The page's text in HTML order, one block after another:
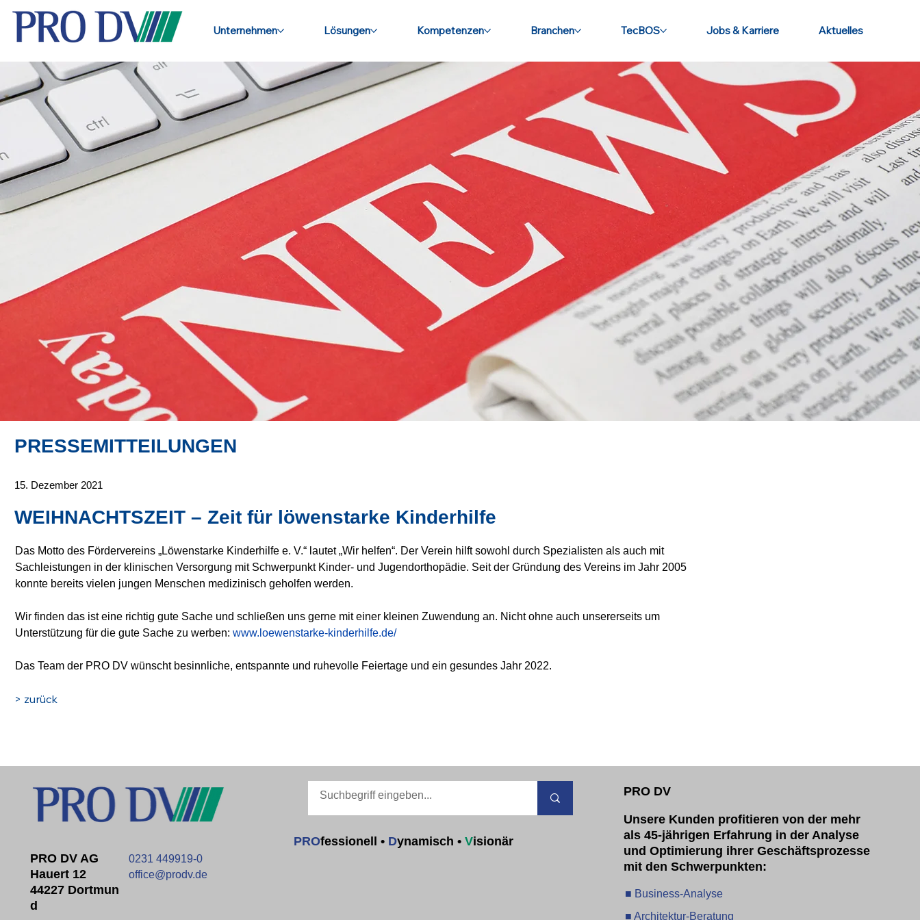
Unternehmen Lösungen Kompetenzen Branchen TecBOS Jobs & Karriere Aktuelles
PRESSEMITTEILUNGEN
15. Dezember 2021
WEIHNACHTSZEIT – Zeit für löwenstarke Kinderhilfe
Das Motto des Fördervereins „Löwenstarke Kinderhilfe e. V.“ lautet „Wir helfen“. Der Verein hilft sowohl durch Spezialisten als auch mit
Sachleistungen in der klinischen Versorgung mit Schwerpunkt Kinder- und Jugendorthopädie. Seit der Gründung des Vereins im Jahr 2005
konnte bereits vielen jungen Menschen medizinisch geholfen werden.
Wir finden das ist eine richtig gute Sache und schließen uns gerne mit einer kleinen Zuwendung an. Nicht ohne auch unsererseits um
Unterstützung für die gute Sache zu werben: www.loewenstarke-kinderhilfe.de/
Das Team der PRO DV wünscht besinnliche, entspannte und ruhevolle Feiertage und ein gesundes Jahr 2022.
> zurück
PRO DV AG
Hauert 12
44227 Dortmun
D
0231 449919-0
office@prodv.de
PROfessionell • Dynamisch •Visionär
PRO DV
Unsere Kunden profitieren von der mehr
als 45-jährigen Erfahrung in der Analyse
und Optimierung ihrer Geschäftsprozesse
mit den Schwerpunkten:
■ Business-Analyse
■ Architektur-Beratung